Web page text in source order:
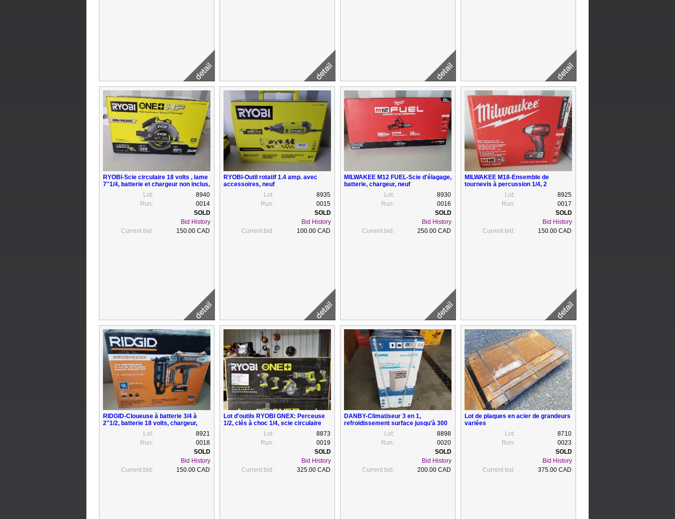
RYOBI-Scie circulaire 18 volts , lame
7''1/4, batterie et chargeur non inclus,
Lot:
8940
Run:
0014
Bid History
Current bid:
150.00 CAD
RYOBI-Outil rotatif 1.4 amp. avec
accessoires, neuf
Lot:
8935
Run:
0015
Bid History
Current bid:
100.00 CAD
MILWAKEE M12 FUEL-Scie d'élagage,
batterie, chargeur, neuf
Lot:
8930
Run:
0016
Bid History
Current bid:
250.00 CAD
MILWAKEE M18-Ensemble de
tournevis à percussion 1/4, 2
batteries, chargeur, sac, neuf
Lot:
8925
Run:
0017
Bid History
Current bid:
150.00 CAD
RIDGID-Cloueuse à batterie 3/4 à
2''1/2, batterie 18 volts, chargeur,
Lot:
8921
Run:
0018
Bid History
Current bid:
150.00 CAD
Lot d'outils RYOBI GNEX: Perceuse
1/2, clés à choc 1/4, scie circulaire
5''1/2, scie alternative, ....neufs
Lot:
8873
Run:
0019
Bid History
Current bid:
325.00 CAD
DANBY-Climatiseur 3 en 1,
refroidissement surface jusqu'à 300
Lot:
8898
Run:
0020
Bid History
Current bid:
200.00 CAD
Lot de plaques en acier de grandeurs
variées
Lot:
8710
Run:
0023
Bid History
Current bid:
375.00 CAD